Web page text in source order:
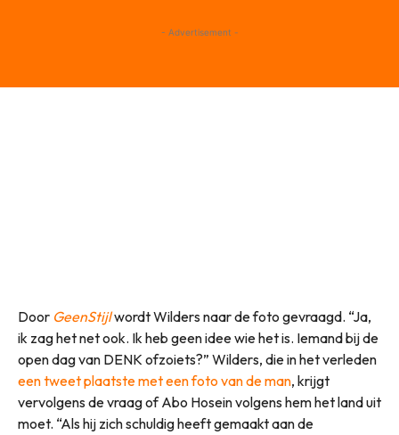
- Advertisement -
Door GeenStijlwordt Wilders naar de foto gevraagd. “Ja,
ik zag het net ook. Ik heb geen idee wie het is. Iemand bij de
open dag van DENK ofzoiets?” Wilders, die in het verleden
een tweet plaatste met een foto van de man, krijgt
vervolgens de vraag of Abo Hosein volgens hem het land uit
moet. “Als hij zich schuldig heeft gemaakt aan de